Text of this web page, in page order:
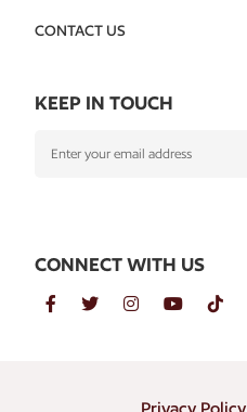
CONTACT US
KEEP IN TOUCH
CONNECT WITH US